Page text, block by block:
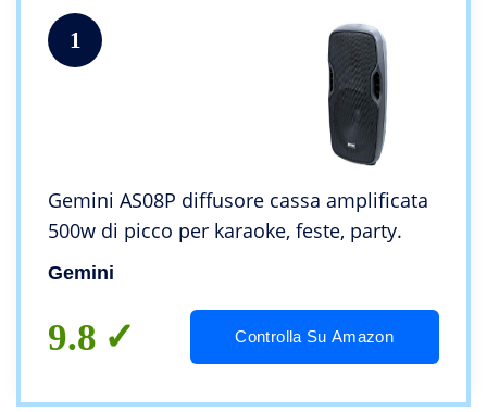
1
Gemini AS08P diffusore cassa amplificata
500w di picco per karaoke, feste, party.
Gemini
9.8 Controlla Su Amazon